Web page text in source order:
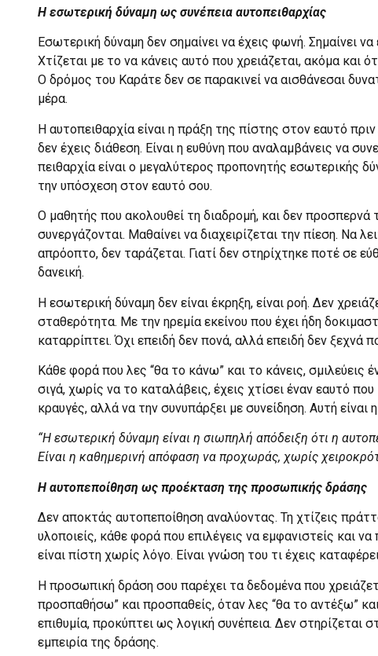
Η εσωτερική δύναμη ως συνέπεια αυτοπειθαρχίας
Εσωτερική δύναμη δεν σημαίνει να έχεις φωνή. Σημαίνει
Χτίζεται με το να κάνεις αυτό που χρειάζεται, ακόμα και
Ο δρόμος του Καράτε δεν σε παρακινεί να αισθάνεσαι
μέρα.
Η αυτοπειθαρχία είναι η πράξη της πίστης στον εαυτό
δεν έχεις διάθεση. Είναι η ευθύνη που αναλαμβάνεις να
πειθαρχία είναι ο μεγαλύτερος προπονητής εσωτερικής
την υπόσχεση στον εαυτό σου.
Ο μαθητής που ακολουθεί τη διαδρομή, και δεν προσπερνά
συνεργάζονται. Μαθαίνει να διαχειρίζεται την πίεση. Να
απρόοπτο, δεν ταράζεται. Γιατί δεν στηρίχτηκε ποτέ σε
δανεική.
Η εσωτερική δύναμη δεν είναι έκρηξη, είναι ροή. Δεν
σταθερότητα. Με την ηρεμία εκείνου που έχει ήδη
καταρρίπτει. Όχι επειδή δεν πονά, αλλά επειδή δεν ξεχνά
Κάθε φορά που λες “θα το κάνω” και το κάνεις, σμιλεύεις
σιγά, χωρίς να το καταλάβεις, έχεις χτίσει έναν εαυτό
κραυγές, αλλά να την συνυπάρξει με συνείδηση. Αυτή
“Η εσωτερική δύναμη είναι η σιωπηλή απόδειξη ότι η
Είναι η καθημερινή απόφαση να προχωράς, χωρίς
Η αυτοπεποίθηση ως προέκταση της προσωπικής δράσης
Δεν αποκτάς αυτοπεποίθηση αναλύοντας. Τη χτίζεις
υλοποιείς, κάθε φορά που επιλέγεις να εμφανιστείς και
είναι πίστη χωρίς λόγο. Είναι γνώση του τι έχεις
Η προσωπική δράση σου παρέχει τα δεδομένα που
προσπαθήσω” και προσπαθείς, όταν λες “θα το αντέξω”
επιθυμία, προκύπτει ως λογική συνέπεια. Δεν
εμπειρία της δράσης.